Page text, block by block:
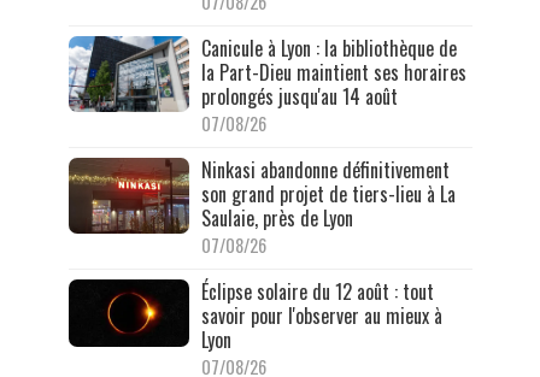
Canicule à Lyon : la bibliothèque de
la Part-Dieu maintient ses horaires
prolongés jusqu'au 14 août
07/08/26
Ninkasi abandonne définitivement
son grand projet de tiers-lieu à La
Saulaie, près de Lyon
07/08/26
Éclipse solaire du 12 août : tout
savoir pour l'observer au mieux à
Lyon
07/08/26